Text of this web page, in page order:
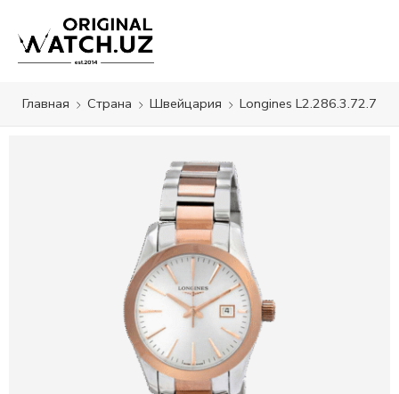
Главная Страна Швейцария Longines L2.286.3.72.7